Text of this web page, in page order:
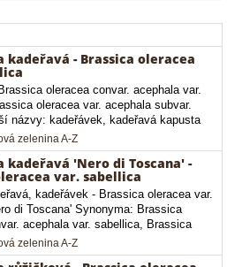
kadeřavá - Brassica oleracea
oleracea convar. acephala var.
oleracea var. acephala subvar.
názvy: kadeřávek, kadeřavá kapusta
- brukvovité Brassica oleracea -
kadeřavá Předpěstování Doba
květen, Doba výsadby: květen,
60 x 60 cm Doba výsevu: říjen, listopad,
únor,…
zelenina A-Z
kadeřavá 'Nero di Toscana' -
var. sabellica
kadeřávek - Brassica oleracea var.
di Toscana' Synonyma: Brassica
acephala var. sabellica, Brassica
acephala subvar. laciniata Další názvy:
kapusta Čeleď: Brassicaceae -
zelenina A-Z